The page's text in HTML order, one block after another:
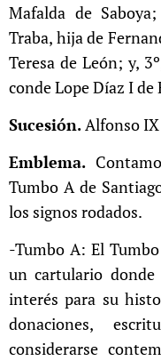
Mafalda de
Traba, hija de
Teresa de León; y,
conde Lope Díaz I de
Sucesión. Alfonso
Emblema.
Tumbo A de
los signos rodados.
-Tumbo A: El
un cartulario
interés para su
donaciones,
considerarse